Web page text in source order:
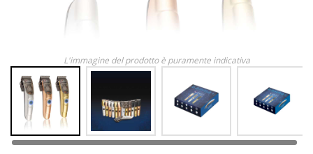
L'immagine del prodotto è puramente indicativa